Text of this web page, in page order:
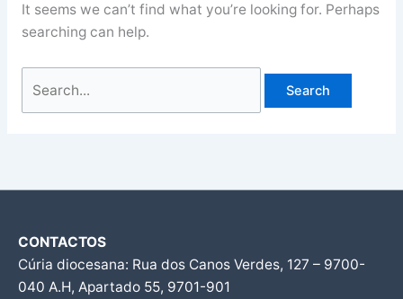
It seems we can’t find what you’re looking for. Perhaps
searching can help.
CONTACTOS
Cúria diocesana: Rua dos Canos Verdes, 127 – 9700-
040 A.H, Apartado 55, 9701-901